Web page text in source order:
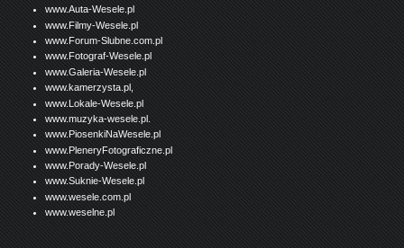
www.Auta-Wesele.pl
www.Filmy-Wesele.pl
www.Forum-Slubne.com.pl
www.Fotograf-Wesele.pl
www.Galeria-Wesele.pl
www.kamerzysta.pl,
www.Lokale-Wesele.pl
www.muzyka-wesele.pl.
www.PiosenkiNaWesele.pl
www.PleneryFotograficzne.pl
www.Porady-Wesele.pl
www.Suknie-Wesele.pl
www.wesele.com.pl
www.weselne.pl